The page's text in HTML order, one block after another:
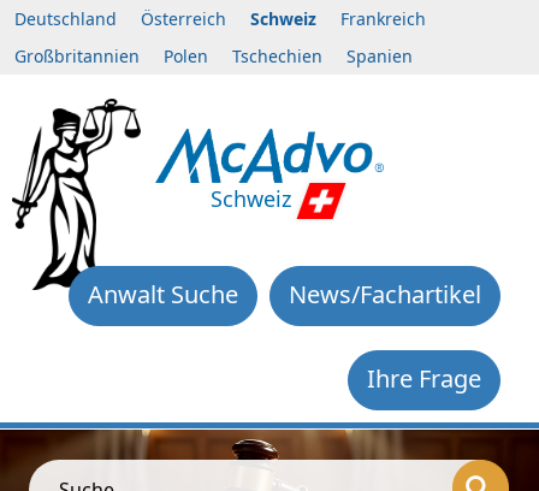
Deutschland Österreich Schweiz
Frankreich
Großbritannien
Polen Tschechien Spanien
Schweiz
News/Fachartikel
Anwalt Suche
Ihre Frage
Suche